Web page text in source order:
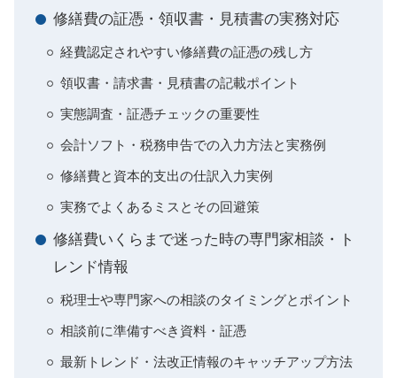
修繕費の証憑・領収書・見積書の実務対応
経費認定されやすい修繕費の証憑の残し方
領収書・請求書・見積書の記載ポイント
実態調査・証憑チェックの重要性
会計ソフト・税務申告での入力方法と実務例
修繕費と資本的支出の仕訳入力実例
実務でよくあるミスとその回避策
修繕費いくらまで迷った時の専門家相談・ト
レンド情報
税理士や専門家への相談のタイミングとポイント
相談前に準備すべき資料・証憑
最新トレンド・法改正情報のキャッチアップ方法